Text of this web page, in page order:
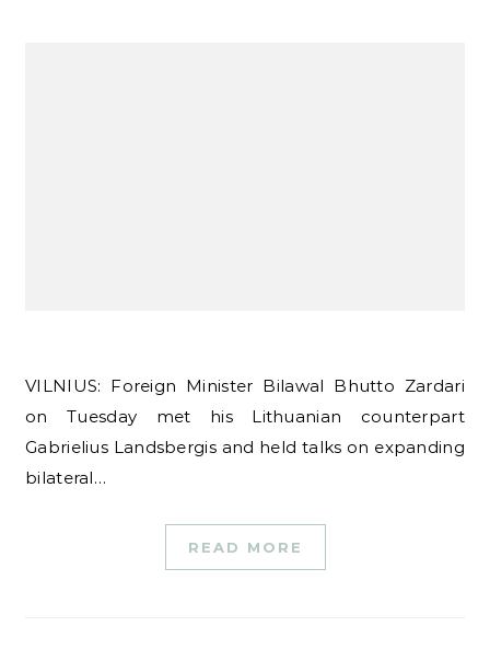
VILNIUS: Foreign Minister Bilawal Bhutto Zardari
on Tuesday met his Lithuanian counterpart
Gabrielius Landsbergis and held talks on expanding
bilateral…
READ MORE